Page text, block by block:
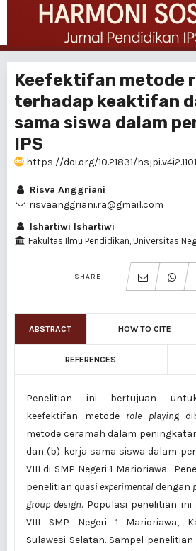
Keefektifan metode
terhadap keaktifan
sama siswa dalam
IPS
https://doi.org/10.21831/
Risva Anggriani
risvaanggriani.ra@gmail.com
Ishartiwi Ishartiwi
Fakultas Ilmu Pendidikan, Universitas
SHARE
ABSTRACT HOW TO CITE
REFERENCES
Penelitian ini bertujuan untuk
keefektifan metode role playing
metode ceramah dalam
dan (b) kerja sama siswa dalam
VIII di SMP Negeri 1 Marioriawa.
penelitian quasi experimentaldengan
group design. Populasi penelitian ini
VIII SMP Negeri 1 Marioriawa,
Sulawesi Selatan. Sampel